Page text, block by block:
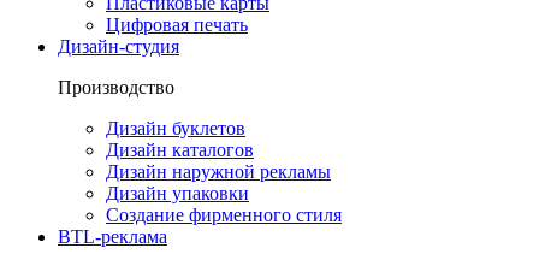
Цифровая печать
Дизайн-студия
Производство
Дизайн буклетов
Дизайн каталогов
Дизайн наружной рекламы
Дизайн упаковки
Создание фирменного стиля
BTL-реклама